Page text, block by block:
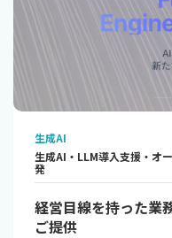
生成AI
生成AI・LLM導入支援・オ
発
経営目線を持った業
ご提供